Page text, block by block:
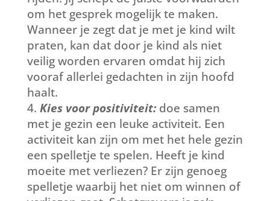
om het gesprek mogelijk te maken.
Wanneer je zegt dat je met je kind wilt
praten, kan dat door je kind als niet
veilig worden ervaren omdat hij zich
vooraf allerlei gedachten in zijn hoofd
haalt.
Kies voor positiviteit:doe samen
met je gezin een leuke activiteit. Een
activiteit kan zijn om met het hele gezin
een spelletje te spelen. Heeft je kind
moeite met verliezen? Er zijn genoeg
spelletje waarbij het niet om winnen of